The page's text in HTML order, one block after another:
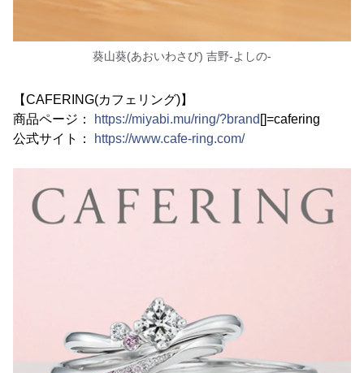
葵山葵(あおいわさび) 吉野‐よしの‐
【CAFERING(カフェリング)】
商品ページ：
https://miyabi.mu/ring/?brand []=cafering
公式サイト：
https://www.cafe-ring.com/